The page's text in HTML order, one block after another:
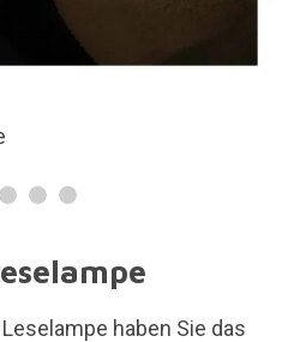
haben Sie das